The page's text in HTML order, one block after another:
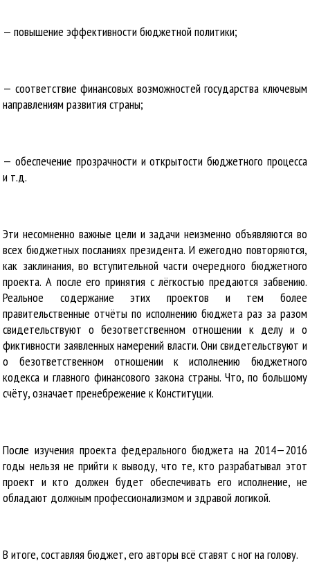
— повышение эффективности бюджетной политики;
— соответствие финансовых возможностей государства ключевым
направлениям развития страны;
— обеспечение прозрачности и открытости бюджетного процесса
и т.д.
Эти несомненно важные цели и задачи неизменно объявляются во
всех бюджетных посланиях президента. И ежегодно повторяются,
как заклинания, во вступительной части очередного бюджетного
проекта. А после его принятия с лёгкостью предаются забвению.
Реальное содержание этих проектов и тем более
правительственные отчёты по исполнению бюджета раз за разом
свидетельствуют о безответственном отношении к делу и о
фиктивности заявленных намерений власти. Они свидетельствуют и
о безответственном отношении к исполнению бюджетного
кодекса и главного финансового закона страны. Что, по большому
счёту, означает пренебрежение к Конституции.
После изучения проекта федерального бюджета на 2014—2016
годы нельзя не прийти к выводу, что те, кто разрабатывал этот
проект и кто должен будет обеспечивать его исполнение, не
обладают должным профессионализмом и здравой логикой.
В итоге, составляя бюджет, его авторы всё ставят с ног на голову.